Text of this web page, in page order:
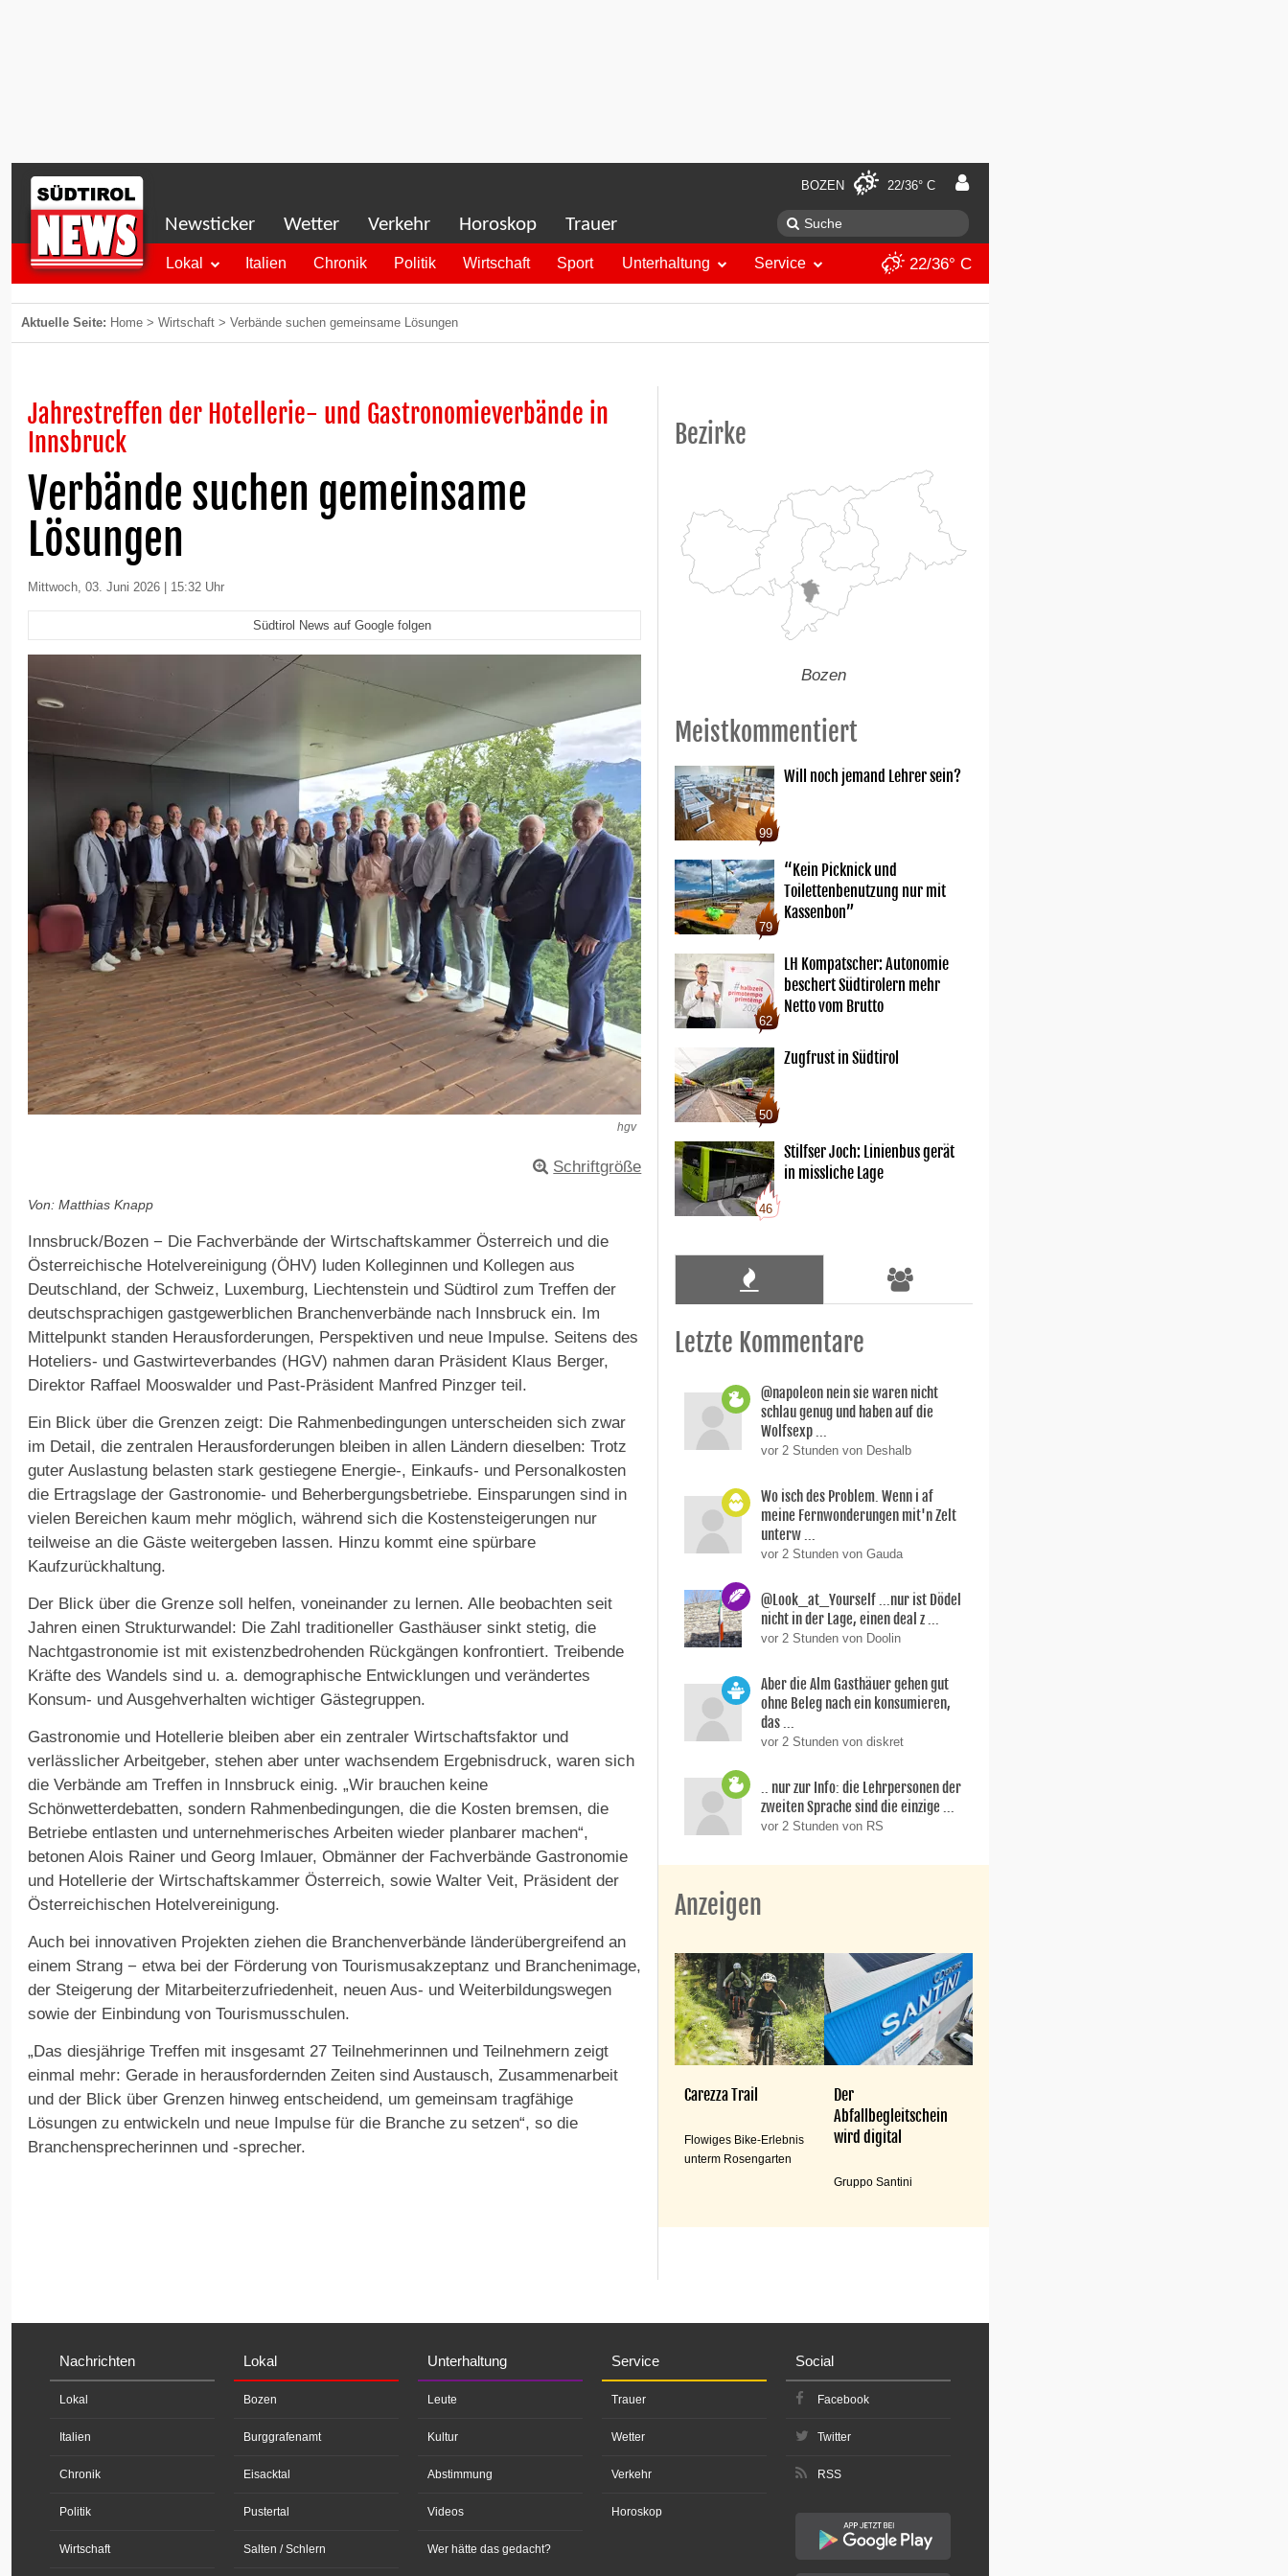
BOZEN 22/36° C
Newsticker Wetter Verkehr Horoskop Trauer
Lokal Italien Chronik Politik Wirtschaft Sport Unterhaltung Service 22/36° C
Aktuelle Seite: Home > Wirtschaft > Verbände suchen gemeinsame Lösungen
Jahrestreffen der Hotellerie- und Gastronomieverbände in
Innsbruck
Verbände suchen gemeinsame
Lösungen
Mittwoch, 03. Juni 2026 | 15:32 Uhr
Südtirol News auf Google folgen
hgv
Schriftgröße
Von: Matthias Knapp
Innsbruck/Bozen − Die Fachverbände der Wirtschaftskammer Österreich und die
Österreichische Hotelvereinigung (ÖHV) luden Kolleginnen und Kollegen aus
Deutschland, der Schweiz, Luxemburg, Liechtenstein und Südtirol zum Treffen der
deutschsprachigen gastgewerblichen Branchenverbände nach Innsbruck ein. Im
Mittelpunkt standen Herausforderungen, Perspektiven und neue Impulse. Seitens des
Hoteliers- und Gastwirteverbandes (HGV) nahmen daran Präsident Klaus Berger,
Direktor Raffael Mooswalder und Past-Präsident Manfred Pinzger teil.
Ein Blick über die Grenzen zeigt: Die Rahmenbedingungen unterscheiden sich zwar
im Detail, die zentralen Herausforderungen bleiben in allen Ländern dieselben: Trotz
guter Auslastung belasten stark gestiegene Energie-, Einkaufs- und Personalkosten
die Ertragslage der Gastronomie- und Beherbergungsbetriebe. Einsparungen sind in
vielen Bereichen kaum mehr möglich, während sich die Kostensteigerungen nur
teilweise an die Gäste weitergeben lassen. Hinzu kommt eine spürbare
Kaufzurückhaltung.
Der Blick über die Grenze soll helfen, voneinander zu lernen. Alle beobachten seit
Jahren einen Strukturwandel: Die Zahl traditioneller Gasthäuser sinkt stetig, die
Nachtgastronomie ist mit existenzbedrohenden Rückgängen konfrontiert. Treibende
Kräfte des Wandels sind u. a. demographische Entwicklungen und verändertes
Konsum- und Ausgehverhalten wichtiger Gästegruppen.
Gastronomie und Hotellerie bleiben aber ein zentraler Wirtschaftsfaktor und
verlässlicher Arbeitgeber, stehen aber unter wachsendem Ergebnisdruck, waren sich
die Verbände am Treffen in Innsbruck einig. „Wir brauchen keine
Schönwetterdebatten, sondern Rahmenbedingungen, die die Kosten bremsen, die
Betriebe entlasten und unternehmerisches Arbeiten wieder planbarer machen“,
betonen Alois Rainer und Georg Imlauer, Obmänner der Fachverbände Gastronomie
und Hotellerie der Wirtschaftskammer Österreich, sowie Walter Veit, Präsident der
Österreichischen Hotelvereinigung.
Auch bei innovativen Projekten ziehen die Branchenverbände länderübergreifend an
einem Strang − etwa bei der Förderung von Tourismusakzeptanz und Branchenimage,
der Steigerung der Mitarbeiterzufriedenheit, neuen Aus- und Weiterbildungswegen
sowie der Einbindung von Tourismusschulen.
„Das diesjährige Treffen mit insgesamt 27 Teilnehmerinnen und Teilnehmern zeigt
einmal mehr: Gerade in herausfordernden Zeiten sind Austausch, Zusammenarbeit
und der Blick über Grenzen hinweg entscheidend, um gemeinsam tragfähige
Lösungen zu entwickeln und neue Impulse für die Branche zu setzen“, so die
Branchensprecherinnen und -sprecher.
Bezirke
Bozen
Meistkommentiert
99
Will noch jemand Lehrer sein?
79
“Kein Picknick und
Toilettenbenutzung nur mit
Kassenbon”
62
LH Kompatscher: Autonomie
beschert Südtirolern mehr
Netto vom Brutto
50
Zugfrust in Südtirol
46
Stilfser Joch: Linienbus gerät
in missliche Lage
Letzte Kommentare
@napoleon nein sie waren nicht
schlau genug und haben auf die
Wolfsexp ...
vor 2 Stunden von Deshalb
Wo isch des Problem. Wenn i af
meine Fernwonderungen mit'n Zelt
unterw ...
vor 2 Stunden von Gauda
@Look_at_Yourself ...nur ist Dödel
nicht in der Lage, einen deal z ...
vor 2 Stunden von Doolin
Aber die Alm Gasthäuer gehen gut
ohne Beleg nach ein konsumieren,
das ...
vor 2 Stunden von diskret
.. nur zur Info: die Lehrpersonen der
zweiten Sprache sind die einzige ...
vor 2 Stunden von RS
Anzeigen
Carezza Trail
Flowiges Bike-Erlebnis
unterm Rosengarten
Der
Abfallbegleitschein
wird digital
Gruppo Santini
Nachrichten
Lokal
Italien
Chronik
Politik
Wirtschaft
Lokal
Bozen
Burggrafenamt
Eisacktal
Pustertal
Salten / Schlern
Unterhaltung
Leute
Kultur
Abstimmung
Videos
Wer hätte das gedacht?
Service
Trauer
Wetter
Verkehr
Horoskop
Social
Facebook
Twitter
RSS